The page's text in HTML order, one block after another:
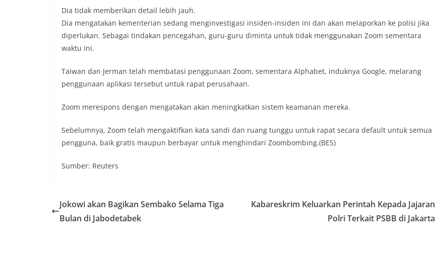
Dia tidak memberikan detail lebih jauh.
Dia mengatakan kementerian sedang menginvestigasi insiden-insiden ini dan akan melaporkan ke polisi jika
diperlukan. Sebagai tindakan pencegahan, guru-guru diminta untuk tidak menggunakan Zoom sementara
waktu ini.
Taiwan dan Jerman telah membatasi penggunaan Zoom, sementara Alphabet, induknya Google, melarang
penggunaan aplikasi tersebut untuk rapat perusahaan.
Zoom merespons dengan mengatakan akan meningkatkan sistem keamanan mereka.
Sebelumnya, Zoom telah mengaktifkan kata sandi dan ruang tunggu untuk rapat secara default untuk semua
pengguna, baik gratis maupun berbayar untuk menghindari Zoombombing.(BES)
Sumber: Reuters
Jokowi akan Bagikan Sembako Selama Tiga
Bulan di Jabodetabek
Kabareskrim Keluarkan Perintah Kepada Jajaran
Polri Terkait PSBB di Jakarta